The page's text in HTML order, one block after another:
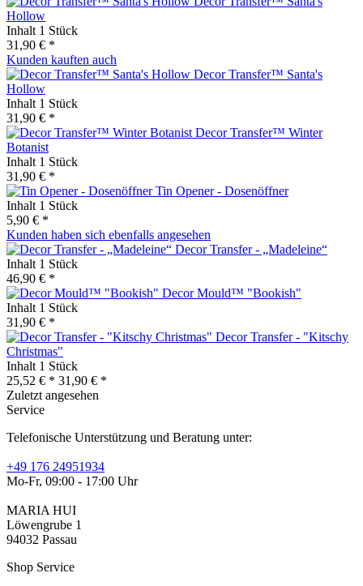
Hollow
Inhalt 1 Stück
31,90 € *
Kunden kauften auch
Decor Transfer™ Santa's
Hollow
Inhalt 1 Stück
31,90 € *
Decor Transfer™ Winter
Botanist
Inhalt 1 Stück
31,90 € *
Tin Opener - Dosenöffner
Inhalt 1 Stück
5,90 € *
Kunden haben sich ebenfalls angesehen
Decor Transfer - „Madeleine“
Inhalt 1 Stück
46,90 € *
Decor Mould™ "Bookish"
Inhalt 1 Stück
31,90 € *
Decor Transfer - "Kitschy
Christmas"
Inhalt 1 Stück
25,52 € * 31,90 € *
Zuletzt angesehen
Service
Telefonische Unterstützung und Beratung unter:
+49 176 24951934
Mo-Fr, 09:00 - 17:00 Uhr
MARIA HUI
Löwengrube 1
94032 Passau
Shop Service